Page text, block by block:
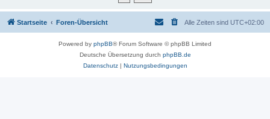
Startseite Foren-Übersicht Alle Zeiten sind UTC+02:00
Powered by phpBB® Forum Software © phpBB Limited
Deutsche Übersetzung durch phpBB.de
Datenschutz| Nutzungsbedingungen